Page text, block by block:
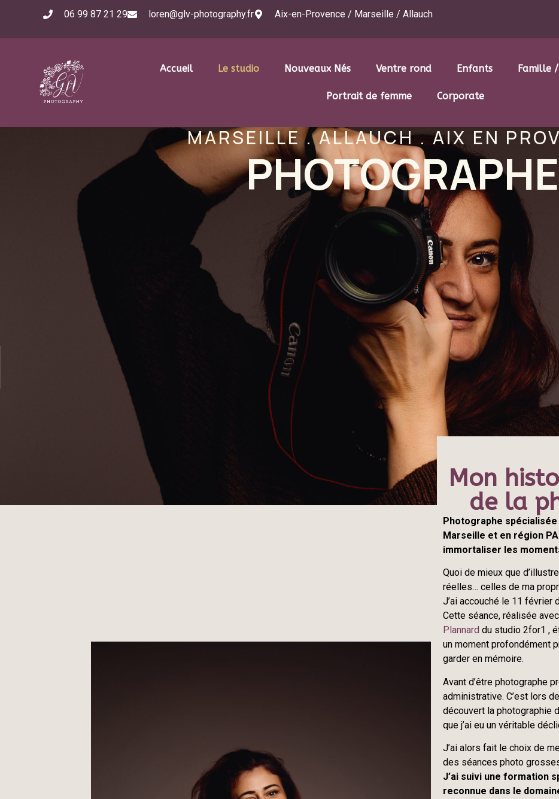
06 99 87 21 29 loren@glv-photography.fr Aix-en-Provence / Marseille / Allauch
Accueil Le studio Nouveaux Nés Ventre rond Enfants Famille
Portrait de femme Corporate
MARSEILLE . ALLAUCH . AIX EN
PHOTOGRAPHE
Mon
de la
Photographe
Marseille et en région
immortaliser les
Quoi de mieux que
réelles… celles de ma
J’ai accouché le 11 février
Cette séance, réalisée
Plannard du studio 2for1 ,
un moment profondément
garder en mémoire.
Avant d’être photographe
administrative. C’est lors
découvert la photographie
que j’ai eu un véritable
J’ai alors fait le choix de
des séances photo
J’ai suivi une formation
reconnue dans le